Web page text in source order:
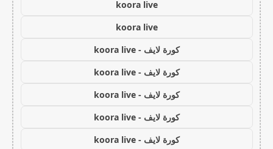
koora live
koora live
كورة لايف - koora live
كورة لايف - koora live
كورة لايف - koora live
كورة لايف - koora live
كورة لايف - koora live